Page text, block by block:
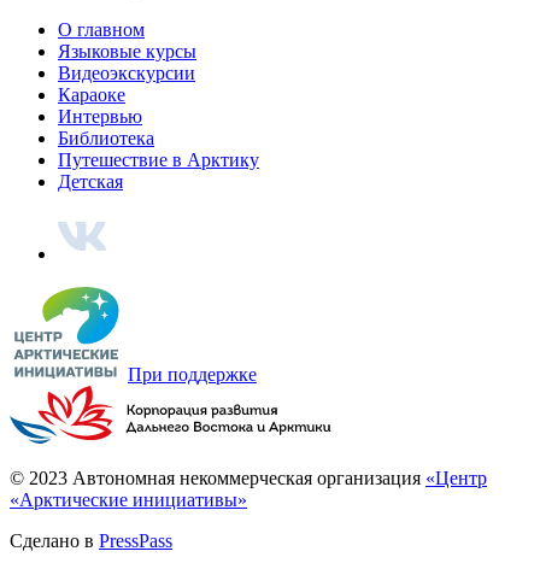
О главном
Языковые курсы
Видеоэкскурсии
Караоке
Интервью
Библиотека
Путешествие в Арктику
Детская
При поддержке
© 2023 Автономная некоммерческая организация «Центр
«Арктические инициативы»
Сделано в PressPass